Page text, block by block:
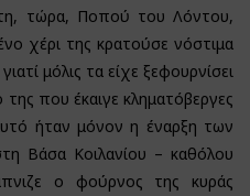
τώρα, Ποπού του Λόντου,
χέρι της κρατούσε νόστιμα
μόλις τα είχε ξεφουρνίσει
που έκαιγε κληματόβεργες
ήταν μόνον η έναρξη των
Βάσα Κοιλανίου – καθόλου
ο φούρνος της κυράς